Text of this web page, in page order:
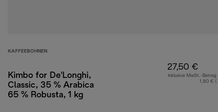
KAFFEEBOHNEN
Kimbo for De'Longhi,
Classic, 35 % Arabica
65 % Robusta, 1 kg
27,50 €
Inklusive MwSt.-Betrag
1,80 € (